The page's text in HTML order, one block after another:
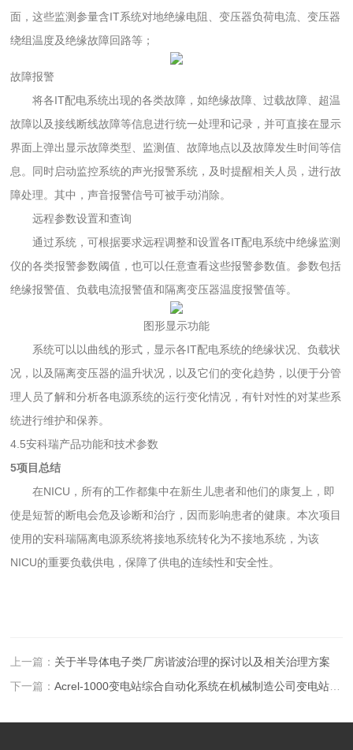
面，这些监测参量含IT系统对地绝缘电阻、变压器负荷电流、变压器
绕组温度及绝缘故障回路等；
故障报警
将各IT配电系统出现的各类故障，如绝缘故障、过载故障、超温
故障以及接线断线故障等信息进行统一处理和记录，并可直接在显示
界面上弹出显示故障类型、监测值、故障地点以及故障发生时间等信
息。同时启动监控系统的声光报警系统，及时提醒相关人员，进行故
障处理。其中，声音报警信号可被手动消除。
远程参数设置和查询
通过系统，可根据要求远程调整和设置各IT配电系统中绝缘监测
仪的各类报警参数阈值，也可以任意查看这些报警参数值。参数包括
绝缘报警值、负载电流报警值和隔离变压器温度报警值等。
图形显示功能
系统可以以曲线的形式，显示各IT配电系统的绝缘状况、负载状
况，以及隔离变压器的温升状况，以及它们的变化趋势，以便于分管
理人员了解和分析各电源系统的运行变化情况，有针对性的对某些系
统进行维护和保养。
4.5安科瑞产品功能和技术参数
5项目总结
在NICU，所有的工作都集中在新生儿患者和他们的康复上，即
使是短暂的断电会危及诊断和治疗，因而影响患者的健康。本次项目
使用的安科瑞隔离电源系统将接地系统转化为不接地系统，为该
NICU的重要负载供电，保障了供电的连续性和安全性。
上一篇： 关于半导体电子类厂房谐波治理的探讨以及相关治理方案
下一篇：Acrel-1000变电站综合自动化系统在机械制造公司变电站改造应用